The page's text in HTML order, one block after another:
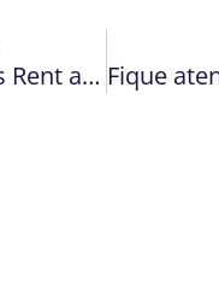
Unidades Rent a Box